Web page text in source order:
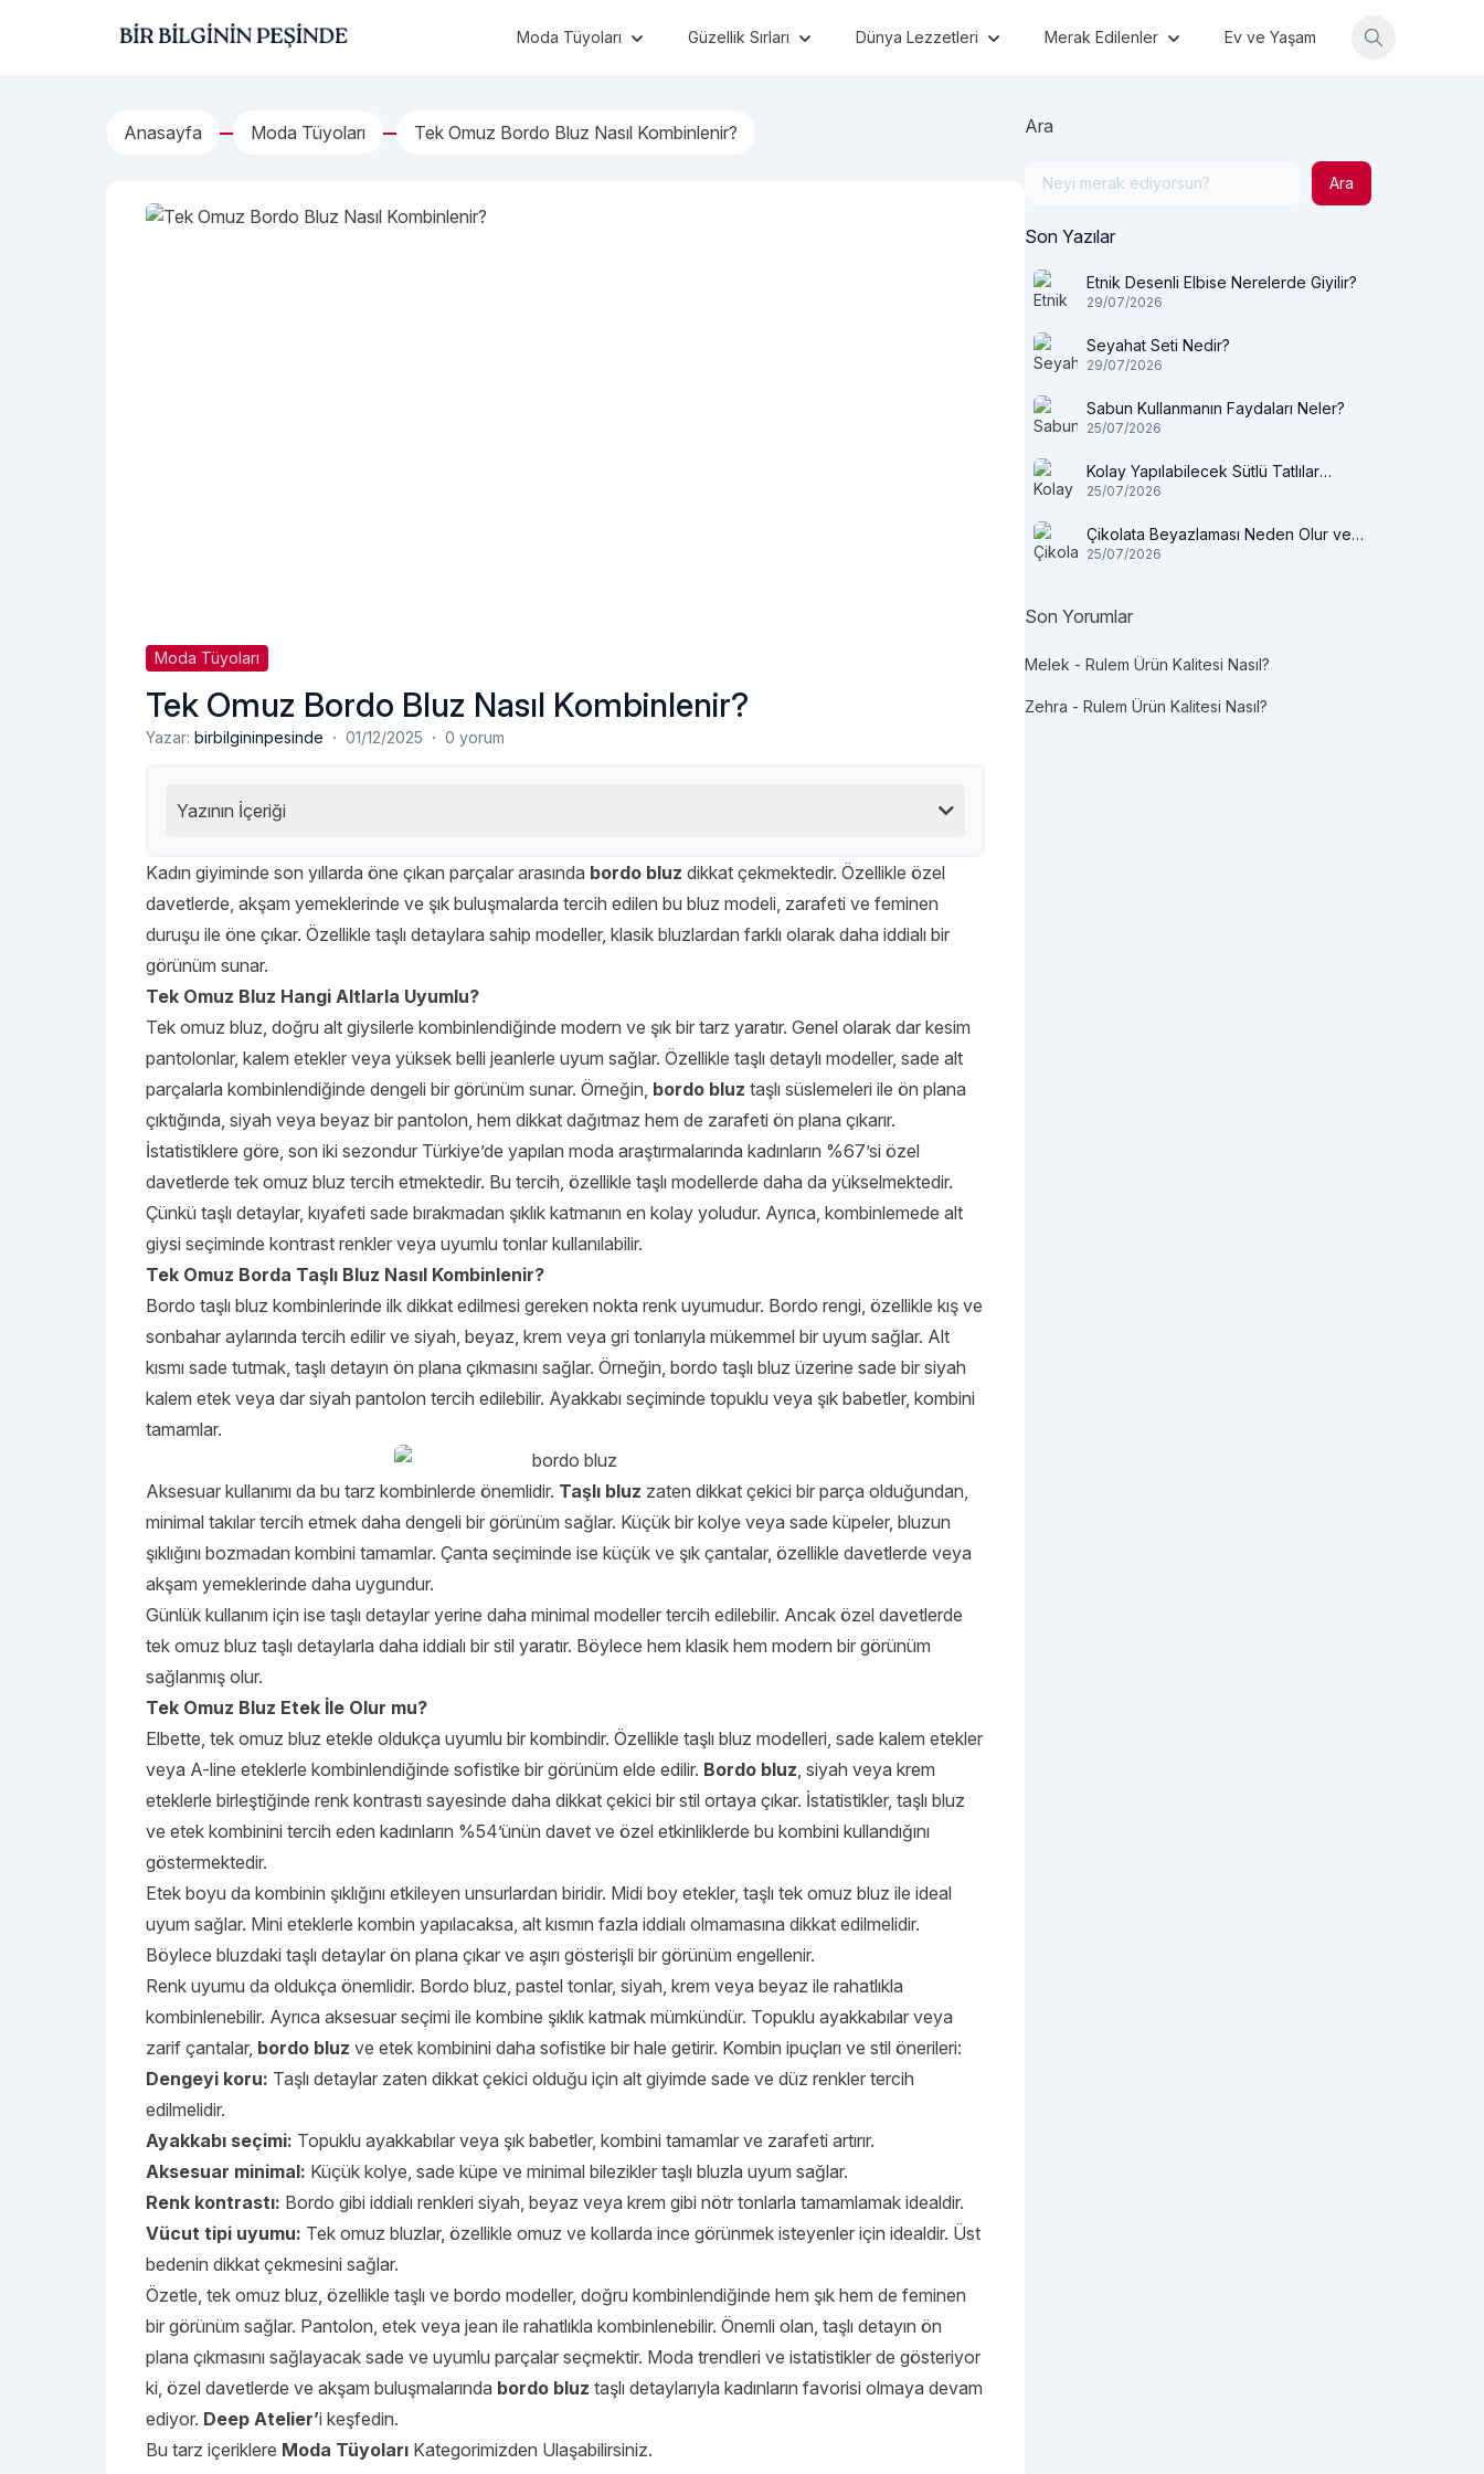
Bir Bilginin Peşinde! Moda Tüyoları Güzellik Sırları Dünya Lezzetleri Merak Edilenler Ev ve Yaşam
Anasayfa Moda Tüyoları Tek Omuz Bordo Bluz Nasıl Kombinlenir?
Moda Tüyoları
Tek Omuz Bordo Bluz Nasıl Kombinlenir?
Yazar: birbilgininpesinde · 01/12/2025 · 0 yorum
Yazının İçeriği
Kadın giyiminde son yıllarda öne çıkan parçalar arasında bordo bluz dikkat çekmektedir. Özellikle özel
davetlerde, akşam yemeklerinde ve şık buluşmalarda tercih edilen bu bluz modeli, zarafeti ve feminen
duruşu ile öne çıkar. Özellikle taşlı detaylara sahip modeller, klasik bluzlardan farklı olarak daha iddialı bir
görünüm sunar.
Tek Omuz Bluz Hangi Altlarla Uyumlu?
Tek omuz bluz, doğru alt giysilerle kombinlendiğinde modern ve şık bir tarz yaratır. Genel olarak dar kesim
pantolonlar, kalem etekler veya yüksek belli jeanlerle uyum sağlar. Özellikle taşlı detaylı modeller, sade alt
parçalarla kombinlendiğinde dengeli bir görünüm sunar. Örneğin, bordo bluz taşlı süslemeleri ile ön plana
çıktığında, siyah veya beyaz bir pantolon, hem dikkat dağıtmaz hem de zarafeti ön plana çıkarır.
İstatistiklere göre, son iki sezondur Türkiye’de yapılan moda araştırmalarında kadınların %67’si özel
davetlerde tek omuz bluz tercih etmektedir. Bu tercih, özellikle taşlı modellerde daha da yükselmektedir.
Çünkü taşlı detaylar, kıyafeti sade bırakmadan şıklık katmanın en kolay yoludur. Ayrıca, kombinlemede alt
giysi seçiminde kontrast renkler veya uyumlu tonlar kullanılabilir.
Tek Omuz Borda Taşlı Bluz Nasıl Kombinlenir?
Bordo taşlı bluz kombinlerinde ilk dikkat edilmesi gereken nokta renk uyumudur. Bordo rengi, özellikle kış ve
sonbahar aylarında tercih edilir ve siyah, beyaz, krem veya gri tonlarıyla mükemmel bir uyum sağlar. Alt
kısmı sade tutmak, taşlı detayın ön plana çıkmasını sağlar. Örneğin, bordo taşlı bluz üzerine sade bir siyah
kalem etek veya dar siyah pantolon tercih edilebilir. Ayakkabı seçiminde topuklu veya şık babetler, kombini
tamamlar.
Aksesuar kullanımı da bu tarz kombinlerde önemlidir. Taşlı bluz zaten dikkat çekici bir parça olduğundan,
minimal takılar tercih etmek daha dengeli bir görünüm sağlar. Küçük bir kolye veya sade küpeler, bluzun
şıklığını bozmadan kombini tamamlar. Çanta seçiminde ise küçük ve şık çantalar, özellikle davetlerde veya
akşam yemeklerinde daha uygundur.
Günlük kullanım için ise taşlı detaylar yerine daha minimal modeller tercih edilebilir. Ancak özel davetlerde
tek omuz bluz taşlı detaylarla daha iddialı bir stil yaratır. Böylece hem klasik hem modern bir görünüm
sağlanmış olur.
Tek Omuz Bluz Etek İle Olur mu?
Elbette, tek omuz bluz etekle oldukça uyumlu bir kombindir. Özellikle taşlı bluz modelleri, sade kalem etekler
veya A-line eteklerle kombinlendiğinde sofistike bir görünüm elde edilir. Bordo bluz, siyah veya krem
eteklerle birleştiğinde renk kontrastı sayesinde daha dikkat çekici bir stil ortaya çıkar. İstatistikler, taşlı bluz
ve etek kombinini tercih eden kadınların %54’ünün davet ve özel etkinliklerde bu kombini kullandığını
göstermektedir.
Etek boyu da kombinin şıklığını etkileyen unsurlardan biridir. Midi boy etekler, taşlı tek omuz bluz ile ideal
uyum sağlar. Mini eteklerle kombin yapılacaksa, alt kısmın fazla iddialı olmamasına dikkat edilmelidir.
Böylece bluzdaki taşlı detaylar ön plana çıkar ve aşırı gösterişli bir görünüm engellenir.
Renk uyumu da oldukça önemlidir. Bordo bluz, pastel tonlar, siyah, krem veya beyaz ile rahatlıkla
kombinlenebilir. Ayrıca aksesuar seçimi ile kombine şıklık katmak mümkündür. Topuklu ayakkabılar veya
zarif çantalar, bordo bluz ve etek kombinini daha sofistike bir hale getirir. Kombin ipuçları ve stil önerileri:
Dengeyi koru: Taşlı detaylar zaten dikkat çekici olduğu için alt giyimde sade ve düz renkler tercih
edilmelidir.
Ayakkabı seçimi: Topuklu ayakkabılar veya şık babetler, kombini tamamlar ve zarafeti artırır.
Aksesuar minimal: Küçük kolye, sade küpe ve minimal bilezikler taşlı bluzla uyum sağlar.
Renk kontrastı: Bordo gibi iddialı renkleri siyah, beyaz veya krem gibi nötr tonlarla tamamlamak idealdir.
Vücut tipi uyumu: Tek omuz bluzlar, özellikle omuz ve kollarda ince görünmek isteyenler için idealdir. Üst
bedenin dikkat çekmesini sağlar.
Özetle, tek omuz bluz, özellikle taşlı ve bordo modeller, doğru kombinlendiğinde hem şık hem de feminen
bir görünüm sağlar. Pantolon, etek veya jean ile rahatlıkla kombinlenebilir. Önemli olan, taşlı detayın ön
plana çıkmasını sağlayacak sade ve uyumlu parçalar seçmektir. Moda trendleri ve istatistikler de gösteriyor
ki, özel davetlerde ve akşam buluşmalarında bordo bluz taşlı detaylarıyla kadınların favorisi olmaya devam
ediyor. Deep Atelier’i keşfedin.
Bu tarz içeriklere Moda Tüyoları Kategorimizden Ulaşabilirsiniz.
Ara
Ara
Son Yazılar
Etnik Desenli Elbise Nerelerde Giyilir?
29/07/2026
Seyahat Seti Nedir?
29/07/2026
Sabun Kullanmanın Faydaları Neler?
25/07/2026
Kolay Yapılabilecek Sütlü Tatlılar
Nelerdir?
25/07/2026
Çikolata Beyazlaması Neden Olur ve
Tüketilir mi?
25/07/2026
Son Yorumlar
Melek - Rulem Ürün Kalitesi Nasıl?
Zehra - Rulem Ürün Kalitesi Nasıl?